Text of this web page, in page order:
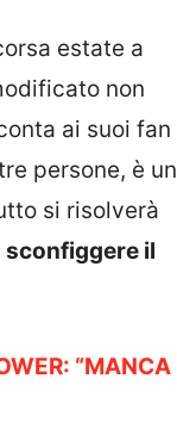
estate a
non
ai suoi fan
persone, è un
si risolverà
sconfiggere il
“MANCA